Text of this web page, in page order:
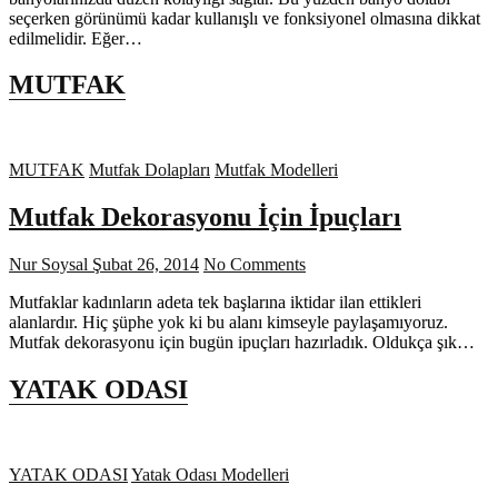
seçerken görünümü kadar kullanışlı ve fonksiyonel olmasına dikkat
edilmelidir. Eğer…
MUTFAK
MUTFAK Mutfak Dolapları Mutfak Modelleri
Mutfak Dekorasyonu İçin İpuçları
Nur Soysal Şubat 26, 2014 No Comments
Mutfaklar kadınların adeta tek başlarına iktidar ilan ettikleri
alanlardır. Hiç şüphe yok ki bu alanı kimseyle paylaşamıyoruz.
Mutfak dekorasyonu için bugün ipuçları hazırladık. Oldukça şık…
YATAK ODASI
YATAK ODASIYatak Odası Modelleri